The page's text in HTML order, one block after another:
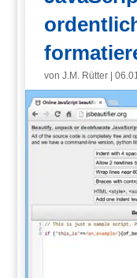
vonJ.M. Rütter |